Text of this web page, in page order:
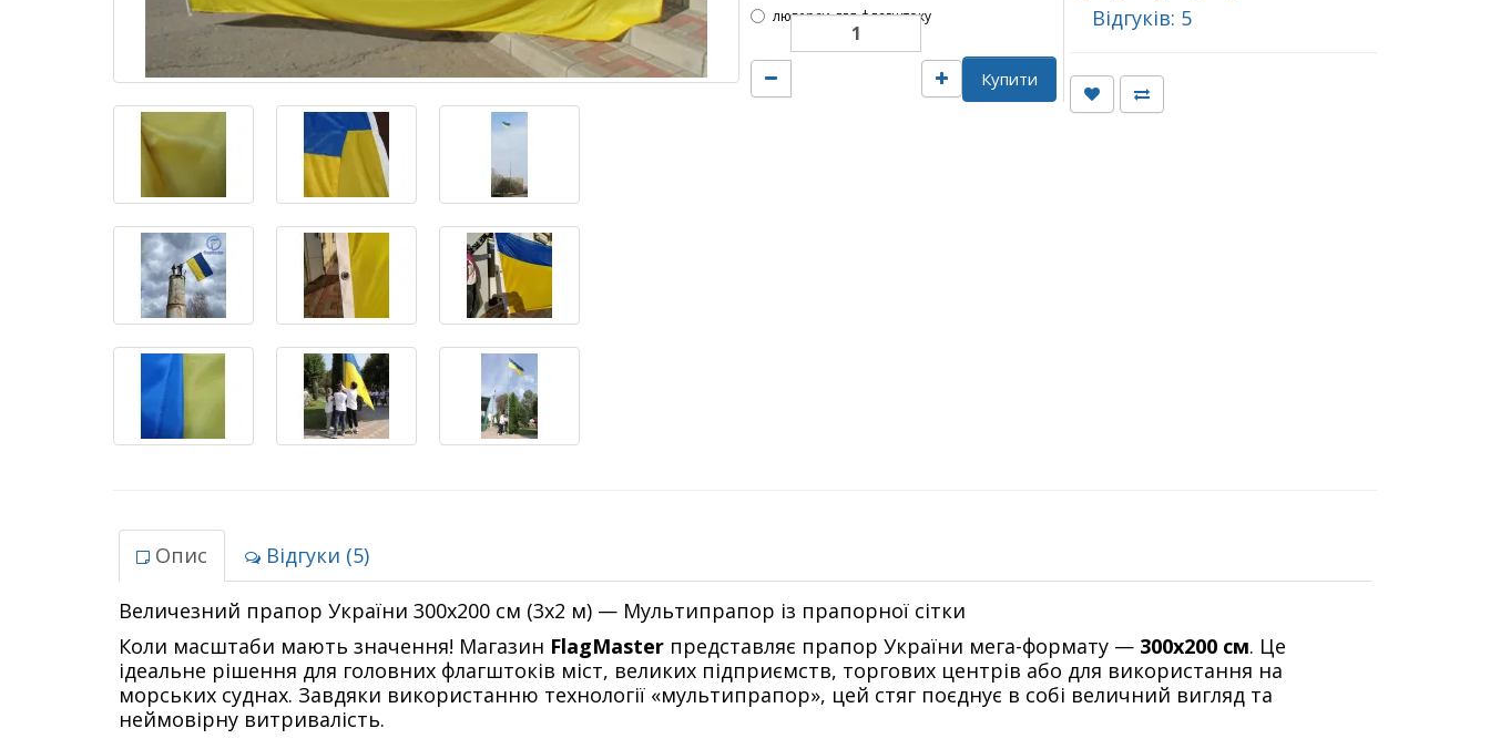
люверси для флагштоку
Купити
Відгуків: 5
Опис Відгуки (5)
Величезний прапор України 300х200 см (3х2 м) — Мультипрапор із прапорної сітки
Коли масштаби мають значення! Магазин FlagMaster представляє прапор України мега-формату — 300х200 см. Це
ідеальне рішення для головних флагштоків міст, великих підприємств, торгових центрів або для використання на
морських суднах. Завдяки використанню технології «мультипрапор», цей стяг поєднує в собі величний вигляд та
неймовірну витривалість.